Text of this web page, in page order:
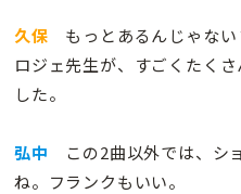
久保 もっとあるんじゃない
ロジェ先生が、すごくたく
した。
弘中 この2曲以外では、シ
ね。フランクもいい。